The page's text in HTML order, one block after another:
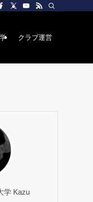
クラブ運営
学 Kazu